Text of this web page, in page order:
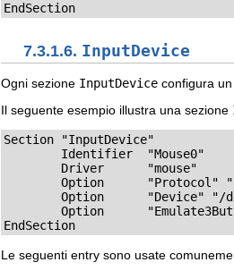
EndSection
7.3.1.6. InputDevice
Ogni sezione InputDevice configura
Il seguente esempio illustra una sezione
Section "InputDevice"
EndSection
Le seguenti entry sono usate